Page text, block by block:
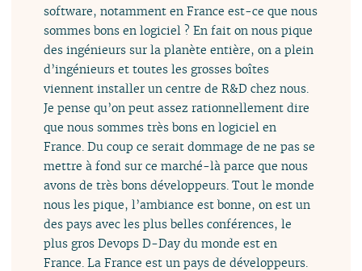
software, notamment en France est-ce que nous
sommes bons en logiciel ? En fait on nous pique
des ingénieurs sur la planète entière, on a plein
d’ingénieurs et toutes les grosses boîtes
viennent installer un centre de R&D chez nous.
Je pense qu’on peut assez rationnellement dire
que nous sommes très bons en logiciel en
France. Du coup ce serait dommage de ne pas se
mettre à fond sur ce marché-là parce que nous
avons de très bons développeurs. Tout le monde
nous les pique, l’ambiance est bonne, on est un
des pays avec les plus belles conférences, le
plus gros Devops D-Day du monde est en
France. La France est un pays de développeurs.